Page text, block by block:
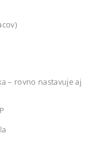
– rovno nastavuje aj